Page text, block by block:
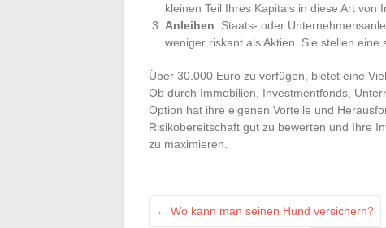
kleinen Teil Ihres Kapitals in diese Art von
Anleihen: Staats- oder
weniger riskant als Aktien. Sie stellen eine
Über 30.000 Euro zu verfügen, bietet eine
Ob durch Immobilien, Investmentfonds,
Option hat ihre eigenen Vorteile und
Risikobereitschaft gut zu bewerten und Ihre
zu maximieren.
← Wo kann man seinen Hund versichern?